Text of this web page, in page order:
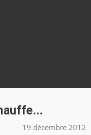
19 décembre 2012